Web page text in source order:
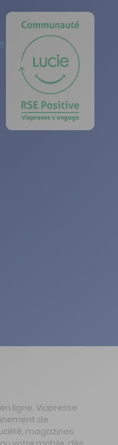
ligne, Viapresse
de
magazines